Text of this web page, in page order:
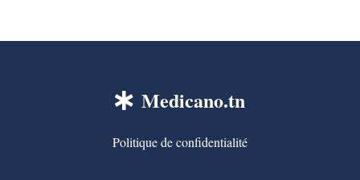
Medicano.tn
Politique de confidentialité